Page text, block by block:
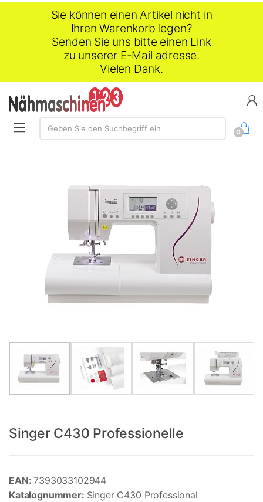
Sie können einen Artikel nicht in
Ihren Warenkorb legen?
Senden Sie uns bitte einen Link
zu unserer E-Mail adresse.
Vielen Dank.
Suche:
Geben Sie den Suchbegriff ein
0
Singer C430 Professionelle
EAN: 7393033102944
Katalognummer: Singer C430 Professional